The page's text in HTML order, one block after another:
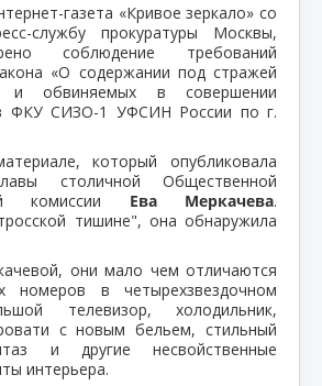
газета «Кривое зеркало» со
службу прокуратуры Москвы,
соблюдение требований
«О содержании под стражей
и обвиняемых в совершении
в ФКУ СИЗО-1 УФСИН России по г.
который опубликовала
столичной Общественной
комиссии Ева Меркачева.
тишине", она обнаружила
они мало чем отличаются
номеров в четырехзвездочном
телевизор, холодильник,
с новым бельем, стильный
и другие несвойственные
интерьера.